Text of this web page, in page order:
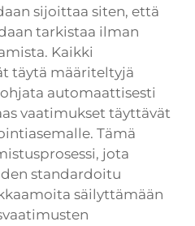
sijoittaa siten, että
tarkistaa ilman
Kaikki
täytä määriteltyjä
automaattisesti
vaatimukset täyttävät
Tämä
jota
standardoitu
säilyttämään